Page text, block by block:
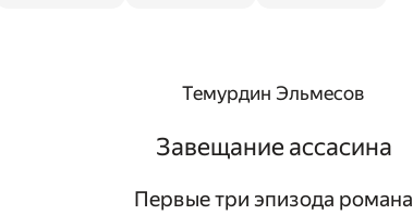
Темурдин Эльмесов
Завещание ассасина
Первые три эпизода романа